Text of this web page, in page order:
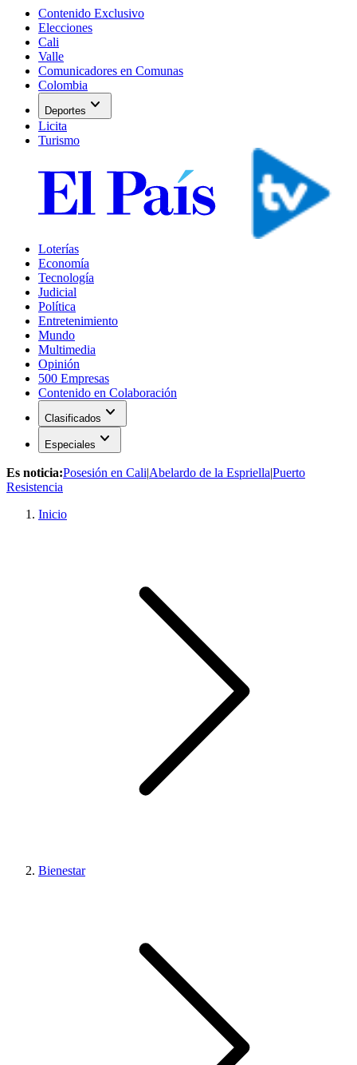
Contenido Exclusivo
Elecciones
Cali
Valle
Comunicadores en Comunas
Colombia
Deportes expand_more
Licita
Turismo
Loterías
Economía
Tecnología
Judicial
Política
Entretenimiento
Mundo
Multimedia
Opinión
500 Empresas
Contenido en Colaboración
Clasificados expand_more
Especiales expand_more
Es noticia:Posesión en Cali|Abelardo de la Espriella|Puerto
Resistencia
Inicio
Bienestar